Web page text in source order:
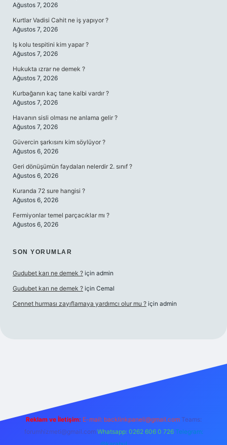
Ağustos 7, 2026
Kurtlar Vadisi Cahit ne iş yapıyor ?
Ağustos 7, 2026
Iş kolu tespitini kim yapar ?
Ağustos 7, 2026
Hukukta ızrar ne demek ?
Ağustos 7, 2026
Kurbağanın kaç tane kalbi vardır ?
Ağustos 7, 2026
Havanın sisli olması ne anlama gelir ?
Ağustos 7, 2026
Güvercin şarkısını kim söylüyor ?
Ağustos 6, 2026
Geri dönüşümün faydaları nelerdir 2. sınıf ?
Ağustos 6, 2026
Kuranda 72 sure hangisi ?
Ağustos 6, 2026
Fermiyonlar temel parçacıklar mı ?
Ağustos 6, 2026
SON YORUMLAR
Gudubet karı ne demek ? için admin
Gudubet karı ne demek ? için Cemal
Cennet hurması zayıflamaya yardımcı olur mu ? için admin
Reklam ve İletişim: E-mail: backlinkpaneli@gmail.com Teams:
forumhizmeti@gmail.com Whatsapp: 0262 606 0 726 Telegram: